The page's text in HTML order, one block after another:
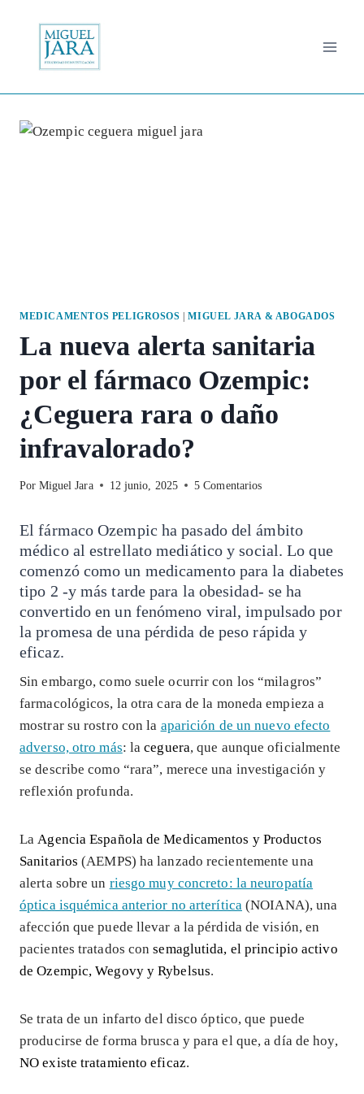
contenido
MEDICAMENTOS PELIGROSOS |MIGUEL JARA & ABOGADOS
La nueva alerta sanitaria
por el fármaco Ozempic:
¿Ceguera rara o daño
infravalorado?
Por Miguel Jara 12 junio, 2025 5 Comentarios
El fármaco Ozempic ha pasado del ámbito
médico al estrellato mediático y social. Lo que
comenzó como un medicamento para la diabetes
tipo 2 -y más tarde para la obesidad- se ha
convertido en un fenómeno viral, impulsado por
la promesa de una pérdida de peso rápida y
eficaz.
Sin embargo, como suele ocurrir con los “milagros”
farmacológicos, la otra cara de la moneda empieza a
mostrar su rostro con la aparición de un nuevo efecto
adverso, otro más: laceguera, que aunque oficialmente
se describe como “rara”, merece una investigación y
reflexión profunda.
La Agencia Española de Medicamentos y Productos
Sanitarios (AEMPS) ha lanzado recientemente una
alerta sobre un riesgo muy concreto: la neuropatía
óptica isquémica anterior no arterítica (NOIANA), una
afección que puede llevar a la pérdida de visión, en
pacientes tratados consemaglutida, el principio activo
de Ozempic, Wegovy y Rybelsus.
Se trata de un infarto del disco óptico, que puede
producirse de forma brusca y para el que, a día de hoy,
NO existe tratamiento eficaz.